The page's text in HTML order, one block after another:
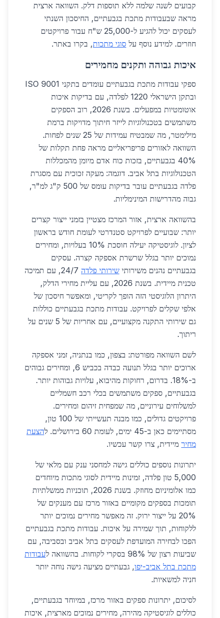
קבועים לשנה שלמה ללא תוספות דלק. השוואה ארצית
מראה שבעבודות מתכת בגבעתיים, החיסכון השנתי
לעסקים יכול להגיע ל-25,000 ש"ח עבור פרויקטים
חוזרים. למידע נוסף על סוגי מתכות, בקרו באתר.
איכות גבוהה ותקנים מחמירים
ספקי עבודות מתכת בגבעתיים עומדים בתקני ISO 9001
ובתקן הישראלי 1220 לפלדה, עם בדיקות איכות
אוטומטיות במפעלים. בשנת 2026, רוב הספקים
משתמשים בטכנולוגיות לייזר חיתוך מדויקות ברמת
מילימטר, מה שמבטיח עמידות של 25 שנים לפחות.
השוואה לאזורים פריפריאליים מראה פחת תקלות של
40% בגבעתיים, בזכות כוח אדם מיומן מהמכללות
הטכנולוגיות בתל אביב. דוגמה: מעקה זכוכית עם מסגרת
פלדה בגבעתיים עובר בדיקות עומס של 500 ק"ג למ"ר,
גבוה מהדרישות המינימליות.
בהשוואה ארצית, אזור המרכז מצטיין בזמני ייצור קצרים
יותר: שבועיים לפרויקט סטנדרטי לעומת חודש בראשון
לציון. לוגיסטיקה יעילה חוסכת 10% בעלויות, ומחירים
נמוכים יותר בגלל שרשרת אספקה קצרה. עסקים
בגבעתיים נהנים משירותי שירותי פלדה
24/7, עם תמיכה
טכנית מיידית. בשנת 2026, עם עליית מחירי הדלק,
היתרון הלוגיסטי הזה הופך לקריטי, ומאפשר חיסכון של
אלפי שקלים לפרויקט. עבודות מתכת בגבעתיים כוללות
גם שירותי התקנה מקצועיים, עם אחריות של 5 שנים על
ריתוך.
לשם השוואה מפורטת: בצפון, כמו בנתניה, זמני אספקה
ארוכים יותר בגלל תנועה כבדה בכביש 6, ומחירים גבוהים
ב-18%. בדרום, רחוקות מהיבוא, עלויות גבוהות יותר.
בגבעתיים, ספקים משתמשים בכלי רכב חשמליים
למשלוחים עירוניים, מה שמפחית זיהום ומחירים.
פרויקטים גדולים, כמו מבנה תעשייתי של 100 טון,
מסתיימים כאן ב-45 ימים, לעומת 60 בירושלים. ל
הצעת
מחיר מיידית, צרו קשר עכשיו.
יתרונות נוספים כוללים גישה למחסני ענק עם מלאי של
5,000 טון פלדה, זמינות מיידית לסוגי מתכות מיוחדים
כמו אלומיניום מחוזק. בשנת 2026, תוכניות ממשלתיות
תומכות בספקים מקומיים באזור מרכז עם מענקים של
20% על ייצור ירוק. זה מאפשר מחירים נמוכים יותר
ללקוחות, תוך שמירה על איכות. עבודות מתכת בגבעתיים
הפכו לבחירה המועדפת לעסקים בתל אביב ובסביבה, עם
שביעות רצון של 98% בסקרי לקוחות. בהשוואה ל
עבודות
מתכת בתל אביב-יפו, גבעתיים מציעה גישה נוחה יותר
חניה למשאיות.
לסיכום, יתרונות ספקים באזור מרכז, במיוחד בגבעתיים,
כוללים לוגיסטיקה מהירה, מחירים נמוכים מארצית, איכות